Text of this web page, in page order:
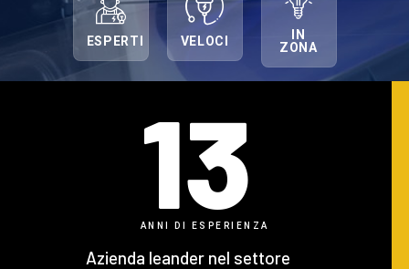
ESPERTI VELOCI
IN
ZONA
13
ANNI DI ESPERIENZA
Azienda leander nel settore